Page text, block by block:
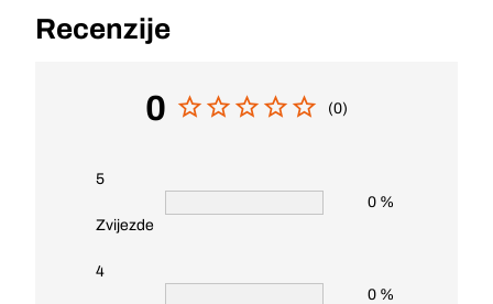
Recenzije
0 (0)
5
Zvijezde
0 %
4
0 %